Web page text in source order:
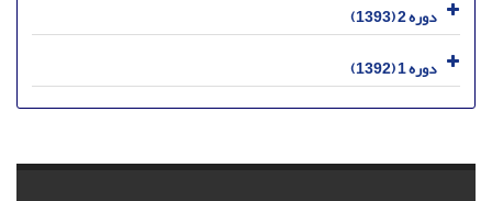
دوره 2 (1393)
دوره 1 (1392)